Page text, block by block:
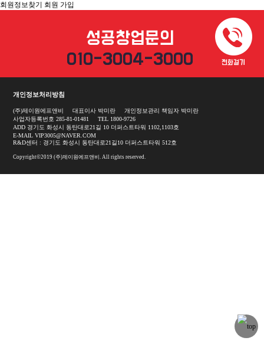
회원정보찾기
회원 가입
성공창업문의
010-3004-3000
전화걸기
개인정보처리방침
(주)제이원에프앤비 대표이사 박미란
개인정보관리 책임자 박미란
사업자등록번호 285-81-01481
TEL 1800-9726
ADD 경기도 화성시 동탄대로21길 10 더퍼스트타워 1102,1103호
E-MAIL VIP3005@NAVER.COM
R&D센터 : 경기도 화성시 동탄대로21길10 더퍼스트타워 512호
Copyright©2019 (주)제이원에프앤비. All rights reserved.